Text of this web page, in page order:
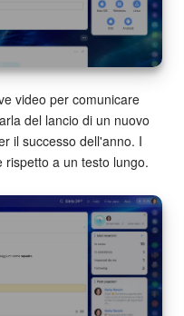
video per comunicare
del lancio di un nuovo
il successo dell'anno. I
a un testo lungo.